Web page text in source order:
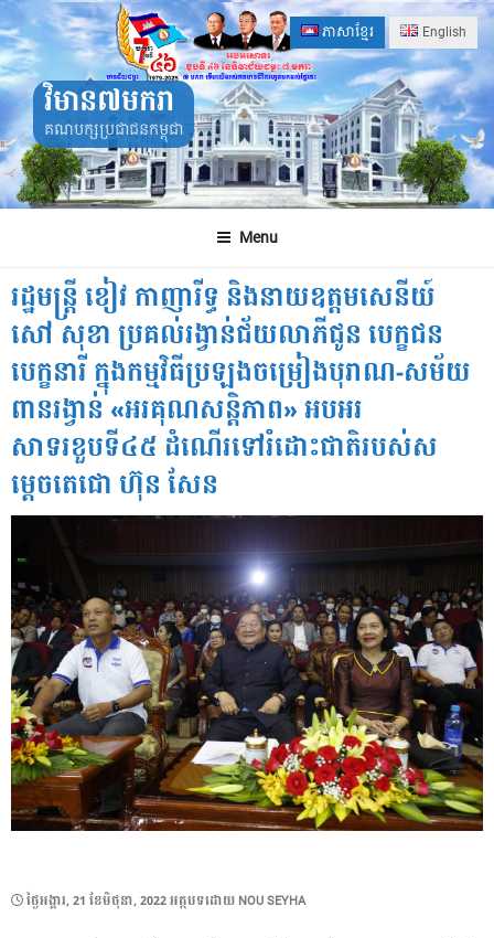
Skip
to
content
ភាសាខ្មែរ English
វិមាន៧មករា
គណបក្សប្រជាជនកម្ពុជា
Menu
រដ្ឋមន្រ្តី ខៀវ កាញារីទ្ធ និងនាយឧត្តមសេនីយ៍
សៅ សុខា ប្រគល់រង្វាន់ជ័យលាភីជូន បេក្ខជន
បេក្ខនារី ក្នុងកម្មវិធីប្រឡងចម្រៀងបុរាណ-សម័យ
ពានរង្វាន់ «អរគុណសន្តិភាព» អបអរ
សាទរខួបទី៤៥ ដំណើរទៅរំដោះជាតិរបស់ស
ម្តេចតេជោ ហ៊ុន សែន
POSTED
ថ្ងៃ​អង្គារ, 21 ខែ​មិថុនា, 2022អត្ថបទដោយ NOU SEYHA